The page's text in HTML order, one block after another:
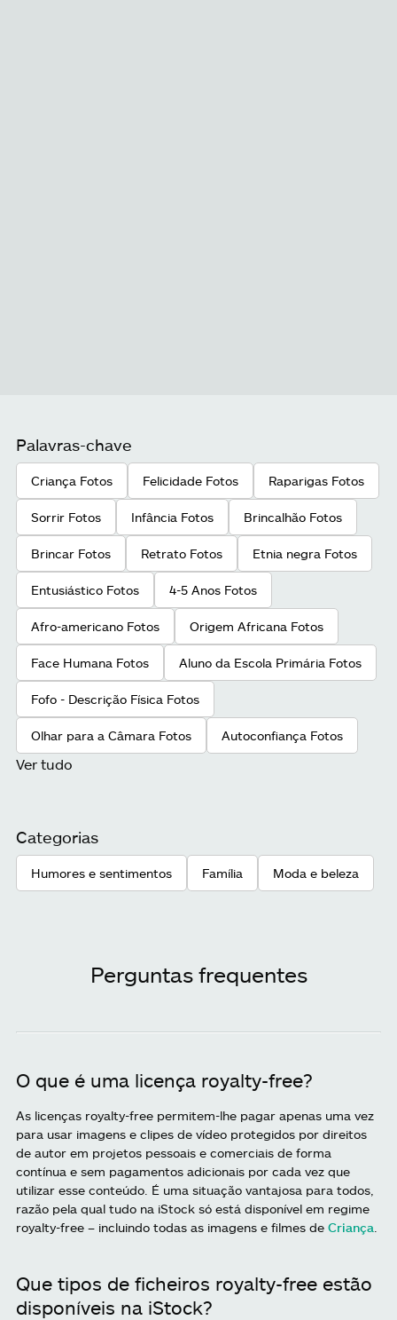
Palavras-chave
Criança Fotos Felicidade Fotos Raparigas Fotos
Sorrir Fotos Infância Fotos Brincalhão Fotos
Brincar Fotos Retrato Fotos Etnia negra Fotos
Entusiástico Fotos 4-5 Anos Fotos
Afro-americano Fotos Origem Africana Fotos
Face Humana Fotos Aluno da Escola Primária Fotos
Fofo - Descrição Física Fotos
Olhar para a Câmara Fotos Autoconfiança Fotos
Ver tudo
Categorias
Humores e sentimentos Família Moda e beleza
Perguntas frequentes
O que é uma licença royalty-free?
As licenças royalty-free permitem-lhe pagar apenas uma vez
para usar imagens e clipes de vídeo protegidos por direitos
de autor em projetos pessoais e comerciais de forma
contínua e sem pagamentos adicionais por cada vez que
utilizar esse conteúdo. É uma situação vantajosa para todos,
razão pela qual tudo na iStock só está disponível em regime
royalty-free – incluindo todas as imagens e filmes de Criança
Que tipos de ficheiros royalty-free estão
disponíveis na iStock?